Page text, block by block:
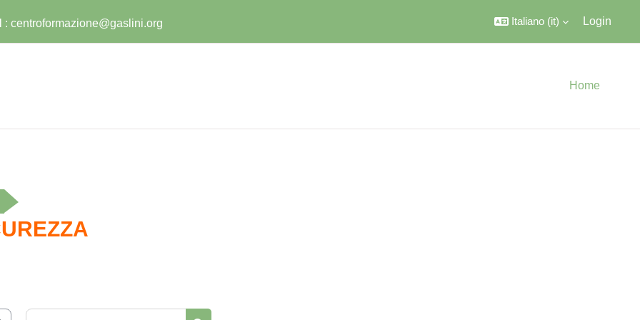
: centroformazione@gaslini.org Italiano ‎(it)‎ Login
Home
Cerca corsi